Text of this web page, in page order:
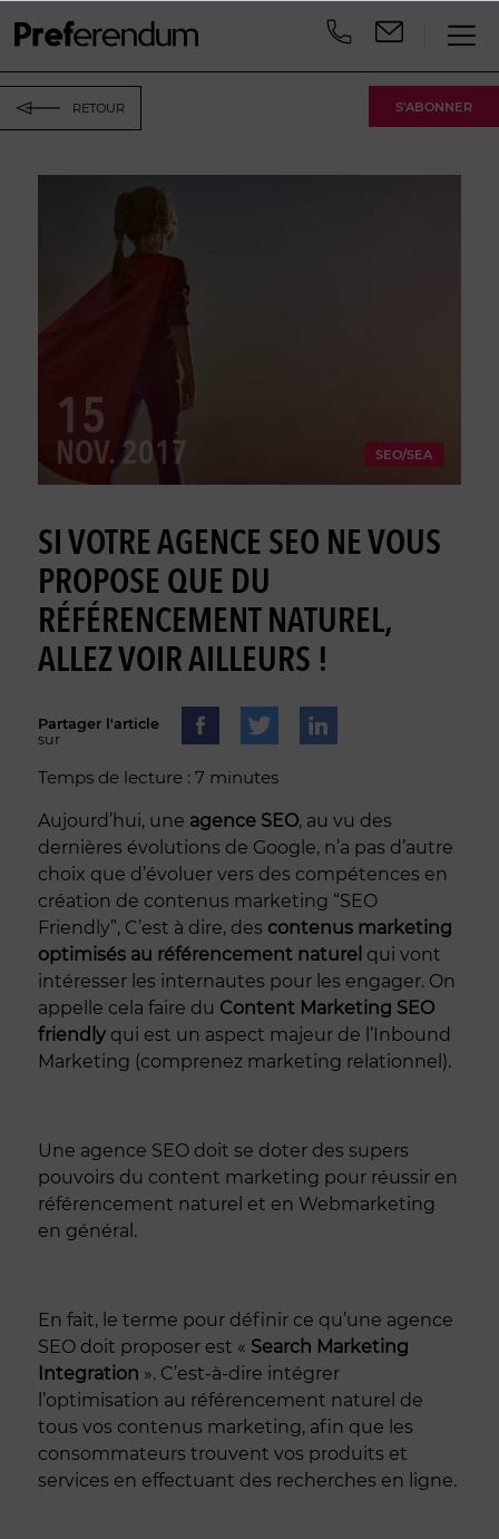
S'ABONNER
RETOUR
15
NOV. 2017 SEO/SEA
SI VOTRE AGENCE SEO NE VOUS
PROPOSE QUE DU
RÉFÉRENCEMENT NATUREL,
ALLEZ VOIR AILLEURS !
Partager l'article
sur
Temps de lecture : 7 minutes
Aujourd’hui, une agence SEO, au vu des
dernières évolutions de Google, n’a pas d’autre
choix que d’évoluer vers des compétences en
création de contenus marketing “SEO
Friendly”, C’est à dire, des contenus marketing
optimisés au référencement naturel qui vont
intéresser les internautes pour les engager. On
appelle cela faire du Content Marketing SEO
friendlyqui est un aspect majeur de l’Inbound
Marketing (comprenez marketing relationnel).
Une agence SEO doit se doter des supers
pouvoirs du content marketing pour réussir en
référencement naturel et en Webmarketing
en général.
En fait, le terme pour définir ce qu’une agence
SEO doit proposer est « Search Marketing
Integration ». C’est-à-dire intégrer
l’optimisation au référencement naturel de
tous vos contenus marketing, afin que les
consommateurs trouvent vos produits et
services en effectuant des recherches en ligne.